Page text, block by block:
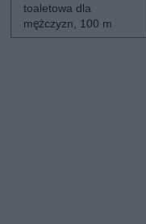
toaletowa dla
mężczyzn, 100 m